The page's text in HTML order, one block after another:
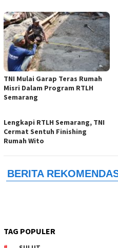
TNI Mulai Garap Teras Rumah
Misri Dalam Program RTLH
Semarang
Lengkapi RTLH Semarang, TNI
Cermat Sentuh Finishing
Rumah Wito
TAG POPULER